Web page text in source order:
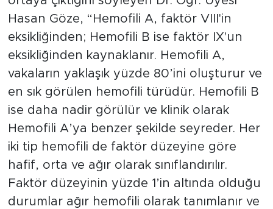
Hasan Göze, “Hemofili A, faktör VIII'in
eksikliğinden; Hemofili B ise faktör IX'un
eksikliğinden kaynaklanır. Hemofili A,
vakaların yaklaşık yüzde 80’ini oluşturur ve
en sık görülen hemofili türüdür. Hemofili B
ise daha nadir görülür ve klinik olarak
Hemofili A’ya benzer şekilde seyreder. Her
iki tip hemofili de faktör düzeyine göre
hafif, orta ve ağır olarak sınıflandırılır.
Faktör düzeyinin yüzde 1’in altında olduğu
durumlar ağır hemofili olarak tanımlanır ve